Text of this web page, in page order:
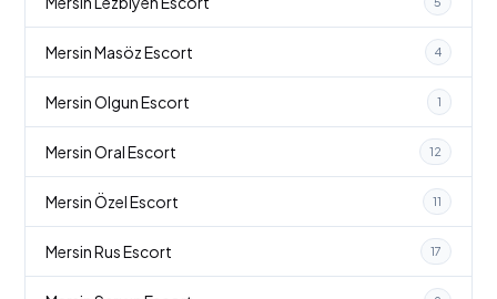
Mersin Masöz Escort 4
Mersin Olgun Escort 1
Mersin Oral Escort 12
Mersin Özel Escort 11
Mersin Rus Escort 17